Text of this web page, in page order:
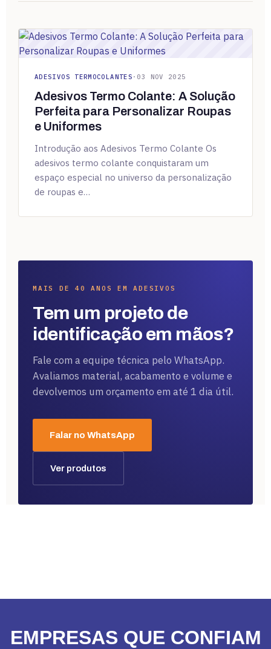
ADESIVOS TERMOCOLANTES · 03 NOV 2025
Adesivos Termo Colante: A Solução
Perfeita para Personalizar Roupas
e Uniformes
Introdução aos Adesivos Termo Colante Os
adesivos termo colante conquistaram um
espaço especial no universo da personalização
de roupas e…
MAIS DE 40 ANOS EM ADESIVOS
Tem um projeto de
identificação em mãos?
Fale com a equipe técnica pelo WhatsApp.
Avaliamos material, acabamento e volume e
devolvemos um orçamento em até 1 dia útil.
Falar no WhatsApp
Ver produtos
EMPRESAS QUE CONFIAM